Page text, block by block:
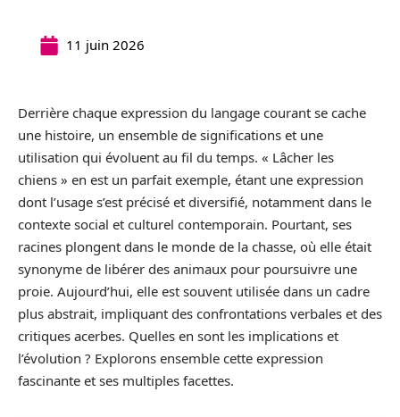
11 juin 2026
Derrière chaque expression du langage courant se cache
une histoire, un ensemble de significations et une
utilisation qui évoluent au fil du temps. « Lâcher les
chiens » en est un parfait exemple, étant une expression
dont l’usage s’est précisé et diversifié, notamment dans le
contexte social et culturel contemporain. Pourtant, ses
racines plongent dans le monde de la chasse, où elle était
synonyme de libérer des animaux pour poursuivre une
proie. Aujourd’hui, elle est souvent utilisée dans un cadre
plus abstrait, impliquant des confrontations verbales et des
critiques acerbes. Quelles en sont les implications et
l’évolution ? Explorons ensemble cette expression
fascinante et ses multiples facettes.